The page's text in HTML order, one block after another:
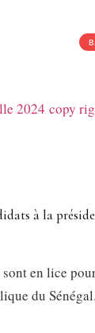
à la
en lice
du